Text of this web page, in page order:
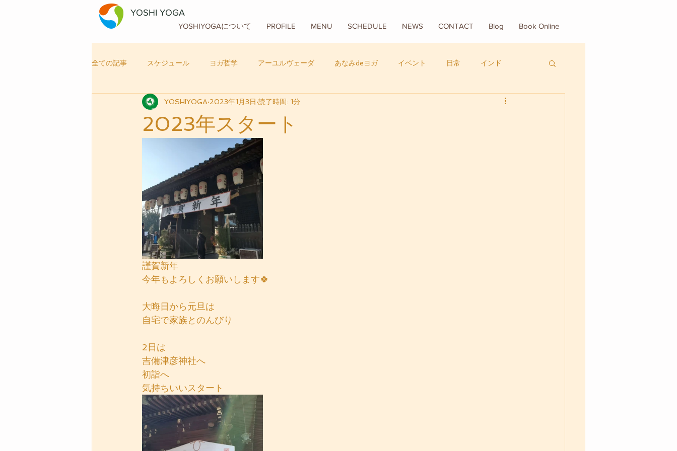
YOSHI YOGA
YOSHIYOGAについて PROFILE MENU SCHEDULE NEWS CONTACT Blog Book Online
全ての記事 スケジュール ヨガ哲学 アーユルヴェーダ あなみdeヨガ イベント 日常 インド
自律神経メンテナンス ヨガ フード バリ
2023年スタート
YOSHIYOGA 2023年1月3日 読了時間: 1分
謹賀新年
今年もよろしくお願いします🍀
大晦日から元旦は
自宅で家族とのんびり
2日は
吉備津彦神社へ
初詣へ
気持ちいいスタート